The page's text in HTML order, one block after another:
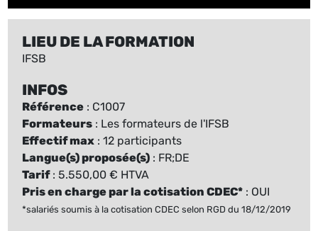
LIEU DE LA FORMATION
IFSB
INFOS
Référence : C1007
Formateurs : Les formateurs de l'IFSB
Effectif max : 12 participants
Langue(s) proposée(s) : FR;DE
Tarif: 5.550,00 € HTVA
Pris en charge par la cotisation CDEC* : OUI
*salariés soumis à la cotisation CDEC selon RGD du 18/12/2019